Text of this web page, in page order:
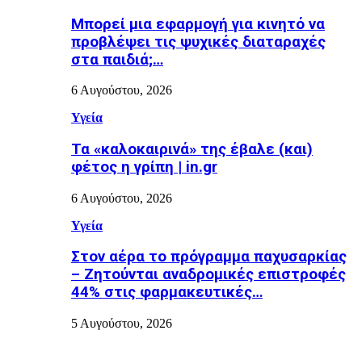
Μπορεί μια εφαρμογή για κινητό να
προβλέψει τις ψυχικές διαταραχές
στα παιδιά;…
6 Αυγούστου, 2026
Υγεία
Τα «καλοκαιρινά» της έβαλε (και)
φέτος η γρίπη | in.gr
6 Αυγούστου, 2026
Υγεία
Στον αέρα το πρόγραμμα παχυσαρκίας
– Ζητούνται αναδρομικές επιστροφές
44% στις φαρμακευτικές…
5 Αυγούστου, 2026